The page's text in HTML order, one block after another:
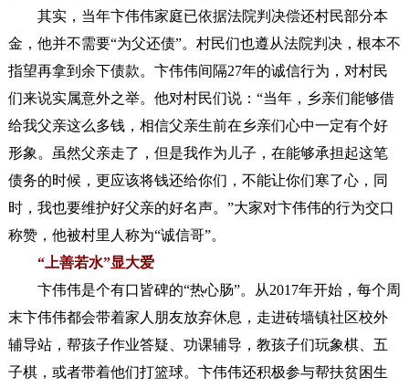
其实，当年卞伟伟家庭已依据法院判决偿还村民部分本
金，他并不需要“为父还债”。村民们也遵从法院判决，根本不
指望再拿到余下债款。卞伟伟间隔27年的诚信行为，对村民
们来说实属意外之举。他对村民们说：“当年，乡亲们能够借
给我父亲这么多钱，相信父亲生前在乡亲们心中一定有个好
形象。虽然父亲走了，但是我作为儿子，在能够承担起这笔
债务的时候，更应该将钱还给你们，不能让你们寒了心，同
时，我也要维护好父亲的好名声。”大家对卞伟伟的行为交口
称赞，他被村里人称为“诚信哥”。
“上善若水”显大爱
卞伟伟是个有口皆碑的“热心肠”。从2017年开始，每个周
末卞伟伟都会带着家人朋友放弃休息，走进砖墙镇社区校外
辅导站，帮孩子作业答疑、功课辅导，教孩子们玩象棋、五
子棋，或者带着他们打篮球。卞伟伟还积极参与帮扶贫困生